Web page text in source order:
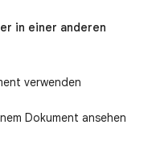
in einer anderen
verwenden
Dokument ansehen